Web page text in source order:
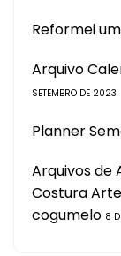
Reformei
Arquivo
SETEMBRO DE 2023
Planner
Arquivos de
Costura
cogumelo 8